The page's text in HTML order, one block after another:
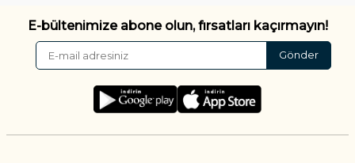
E-bültenimize abone olun, fırsatları kaçırmayın!
Gönder